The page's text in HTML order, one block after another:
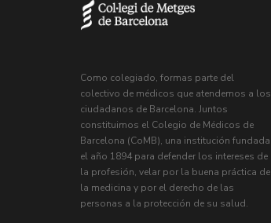
Como colegiado, formas parte del
colectivo de médicos que atendemos a los
ciudadanos de Barcelona. Juntos
constituimos el Colegio de Médicos de
Barcelona (CoMB), una institución fundada
el año 1894 para defender los intereses de
la profesión, velar por la buena práctica de
la medicina y por el derecho de las
personas a la protección de su salud.